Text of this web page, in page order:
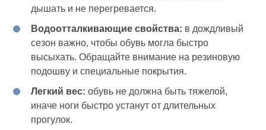
дышать и не перегревается.
Водоотталкивающие свойства: в дождливый
сезон важно, чтобы обувь могла быстро
высыхать. Обращайте внимание на резиновую
подошву и специальные покрытия.
Легкий вес: обувь не должна быть тяжелой,
иначе ноги быстро устанут от длительных
прогулок.